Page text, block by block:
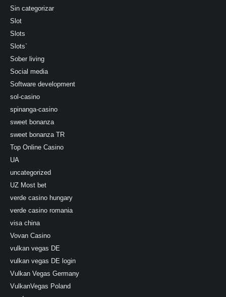
Sin categorizar
Slot
Slots
Slots`
Sober living
Social media
Software development
sol-casino
spinanga-casino
sweet bonanza
sweet bonanza TR
Top Online Casino
UA
uncategorized
UZ Most bet
verde casino hungary
verde casino romania
visa china
Vovan Casino
vulkan vegas DE
vulkan vegas DE login
Vulkan Vegas Germany
VulkanVegas Poland